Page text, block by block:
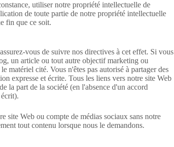
utiliser notre propriété intellectuelle de
de toute partie de notre propriété intellectuelle
fin que ce soit.
vous de suivre nos directives à cet effet. Si vous
un article ou tout autre objectif marketing ou
matériel cité. Vous n'êtes pas autorisé à partager des
expresse et écrite. Tous les liens vers notre site Web
la part de la société (en l'absence d'un accord
site Web ou compte de médias sociaux sans notre
tout contenu lorsque nous le demandons.